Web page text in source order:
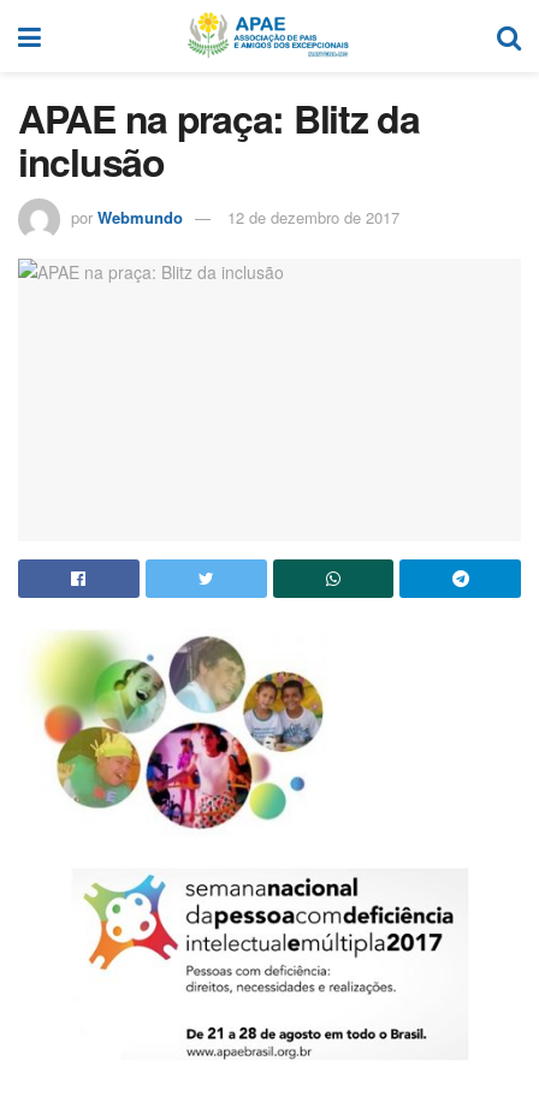
APAE na praça: Blitz da
inclusão
por Webmundo 12 de dezembro de 2017